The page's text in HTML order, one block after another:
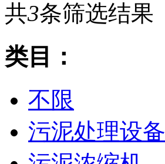
共3条筛选结果
类目：
不限
污泥处理设备